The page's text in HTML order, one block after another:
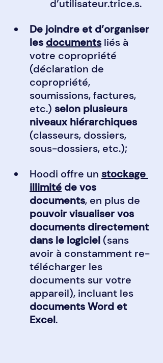
d’utilisateur.trice.s.
De joindre et d’organiser
les documents liés à
votre copropriété
(déclaration de
copropriété,
soumissions, factures,
etc.) selon plusieurs
niveaux hiérarchiques
(classeurs, dossiers,
sous-dossiers, etc.);
Hoodi offre un stockage
illimité de vos
documents, en plus de
pouvoir visualiser vos
documents directement
dans le logiciel (sans
avoir à constamment re-
télécharger les
documents sur votre
appareil), incluant les
documents Word et
Excel.